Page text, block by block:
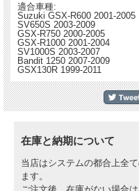
適合車種:
Suzuki GSX-R600 2001-2005
SV650S 2003-2009
GSX-R750 2000-2005
GSX-R1000 2001-2004
SV1000S 2003-2007
Bandit 1250 2007-2009
GSX130R 1999-2011
在庫と納期について
当店はシステムの都合上全
ます。